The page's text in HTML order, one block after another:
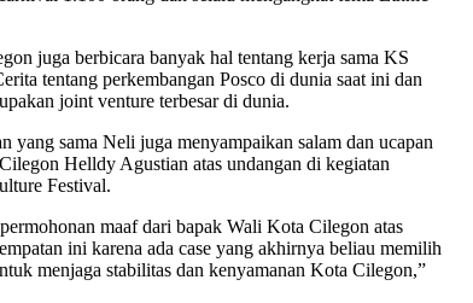
juga berbicara banyak hal tentang kerja sama KS
tentang perkembangan Posco di dunia saat ini dan
joint venture terbesar di dunia.
yang sama Neli juga menyampaikan salam dan ucapan
Helldy Agustian atas undangan di kegiatan
Festival.
maaf dari bapak Wali Kota Cilegon atas
ini karena ada case yang akhirnya beliau memilih
menjaga stabilitas dan kenyamanan Kota Cilegon,”